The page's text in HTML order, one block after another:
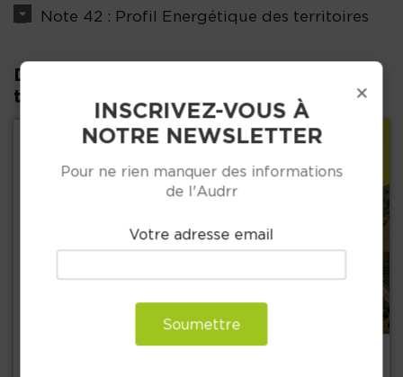
Note 42 : Profil Energétique des territoires
D'autres publications dans la même
thématique :
Précédent
×
INSCRIVEZ-VOUS À
NOTRE NEWSLETTER
Pour ne rien manquer des informations
de l'Audrr
Votre adresse email
Soumettre